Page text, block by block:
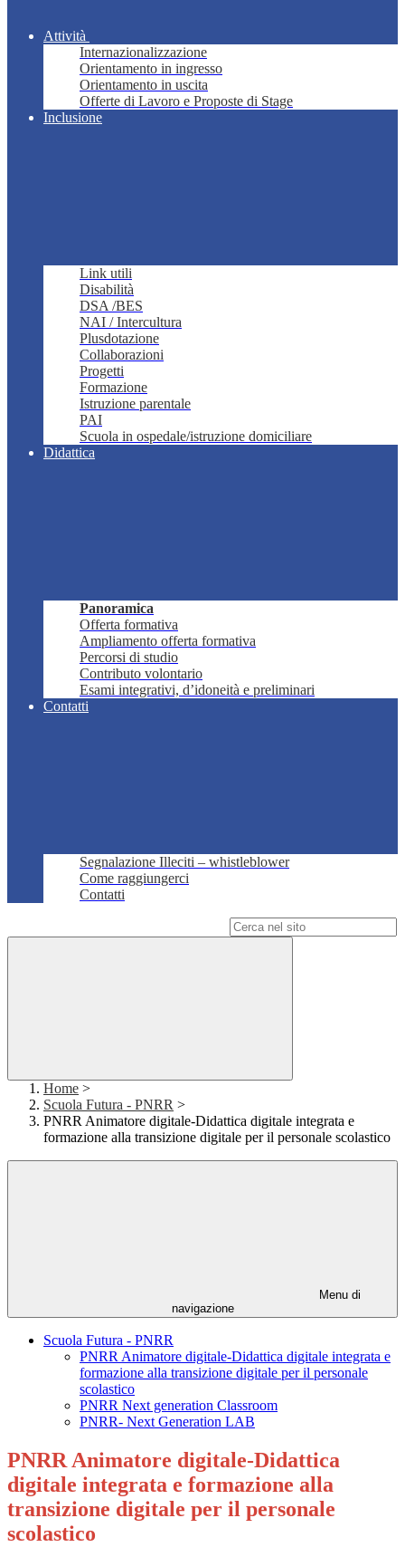
Attività
Internazionalizzazione
Orientamento in ingresso
Orientamento in uscita
Offerte di Lavoro e Proposte di Stage
Inclusione
Link utili
Disabilità
DSA /BES
NAI / Intercultura
Plusdotazione
Collaborazioni
Progetti
Formazione
Istruzione parentale
PAI
Scuola in ospedale/istruzione domiciliare
Didattica
Panoramica
Offerta formativa
Ampliamento offerta formativa
Percorsi di studio
Contributo volontario
Esami integrativi, d’idoneità e preliminari
Contatti
Segnalazione Illeciti – whistleblower
Come raggiungerci
Contatti
Home >
Scuola Futura - PNRR >
PNRR Animatore digitale-Didattica digitale integrata e
formazione alla transizione digitale per il personale scolastico
Menu di
navigazione
Scuola Futura - PNRR
PNRR Animatore digitale-Didattica digitale integrata e
formazione alla transizione digitale per il personale
scolastico
PNRR Next generation Classroom
PNRR- Next Generation LAB
PNRR Animatore digitale-Didattica
digitale integrata e formazione alla
transizione digitale per il personale
scolastico